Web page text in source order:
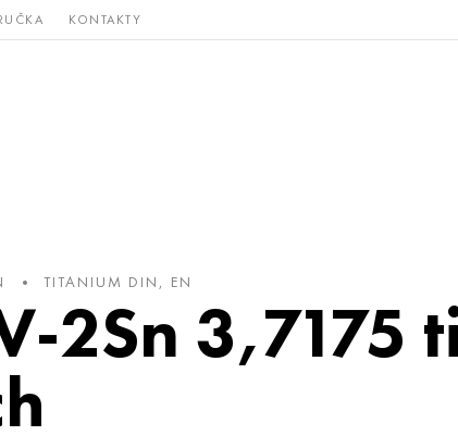
KONTAKTY
Vzácné a Bronz, měď,
TITANIUM DIN, EN
2Sn 3,7175